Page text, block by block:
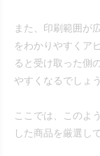
また、印刷範囲が
をわかりやすくア
ると受け取った側
やすくなるでしょう
ここでは、このよ
した商品を厳選し